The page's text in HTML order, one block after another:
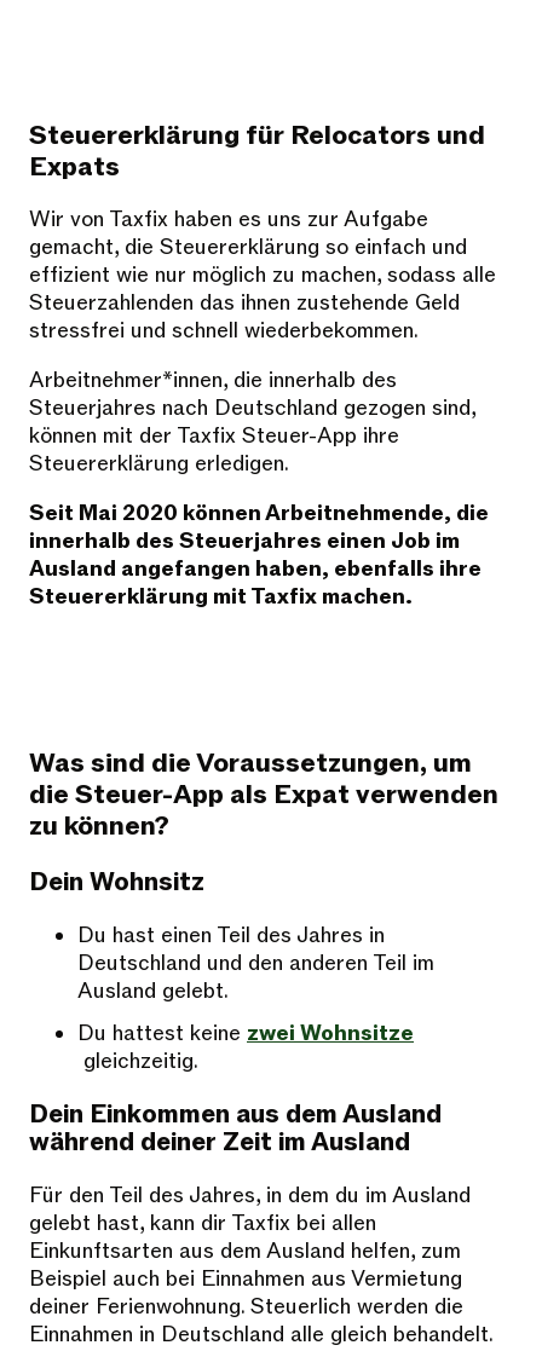
Steuererklärung für Relocators und
Expats
Wir von Taxfix haben es uns zur Aufgabe
gemacht, die Steuererklärung so einfach und
effizient wie nur möglich zu machen, sodass alle
Steuerzahlenden das ihnen zustehende Geld
stressfrei und schnell wiederbekommen.
Arbeitnehmer*innen, die innerhalb des
Steuerjahres nach Deutschland gezogen sind,
können mit der Taxfix Steuer-App ihre
Steuererklärung erledigen.
Seit Mai 2020 können Arbeitnehmende, die
innerhalb des Steuerjahres einen Job im
Ausland angefangen haben, ebenfalls ihre
Steuererklärung mit Taxfix machen.
Was sind die Voraussetzungen, um
die Steuer-App als Expat verwenden
zu können?
Dein Wohnsitz
Du hast einen Teil des Jahres in
Deutschland und den anderen Teil im
Ausland gelebt.
Du hattest keine zwei Wohnsitze
gleichzeitig.
Dein Einkommen aus dem Ausland
während deiner Zeit im Ausland
Für den Teil des Jahres, in dem du im Ausland
gelebt hast, kann dir Taxfix bei allen
Einkunftsarten aus dem Ausland helfen, zum
Beispiel auch bei Einnahmen aus Vermietung
deiner Ferienwohnung. Steuerlich werden die
Einnahmen in Deutschland alle gleich behandelt.